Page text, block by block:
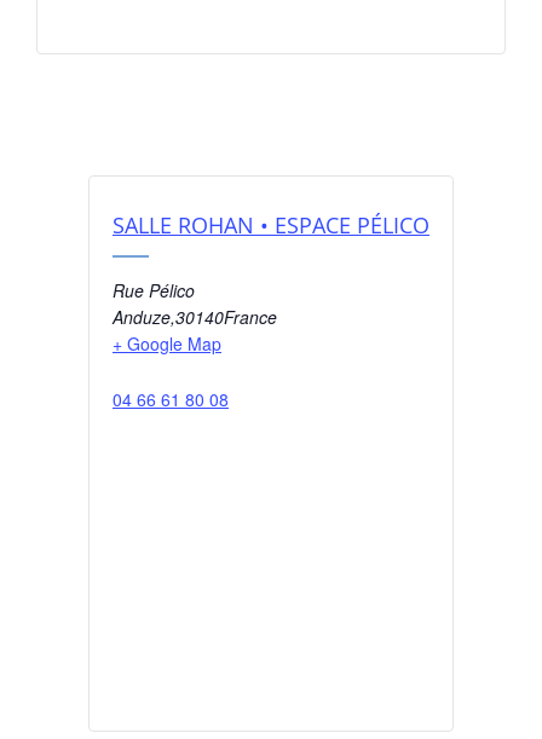
SALLE ROHAN • ESPACE PÉLICO
Rue Pélico
Anduze,30140France
+ Google Map
04 66 61 80 08